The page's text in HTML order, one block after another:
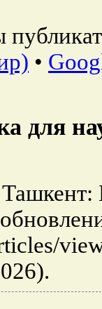
•
для